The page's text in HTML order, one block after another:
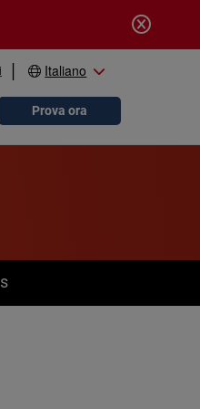
Italiano
search
Prova ora